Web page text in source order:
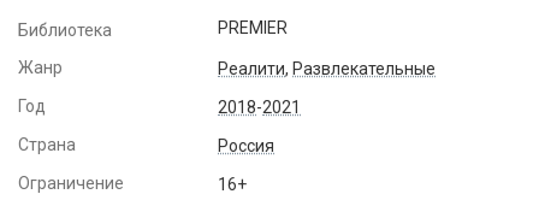
Спутниковым абонентам
О сайте
Активировать промокод
Библиотека PREMIER
Жанр Реалити, Развлекательные
Год
2018-2021
Страна
Россия
Ограничение
16+